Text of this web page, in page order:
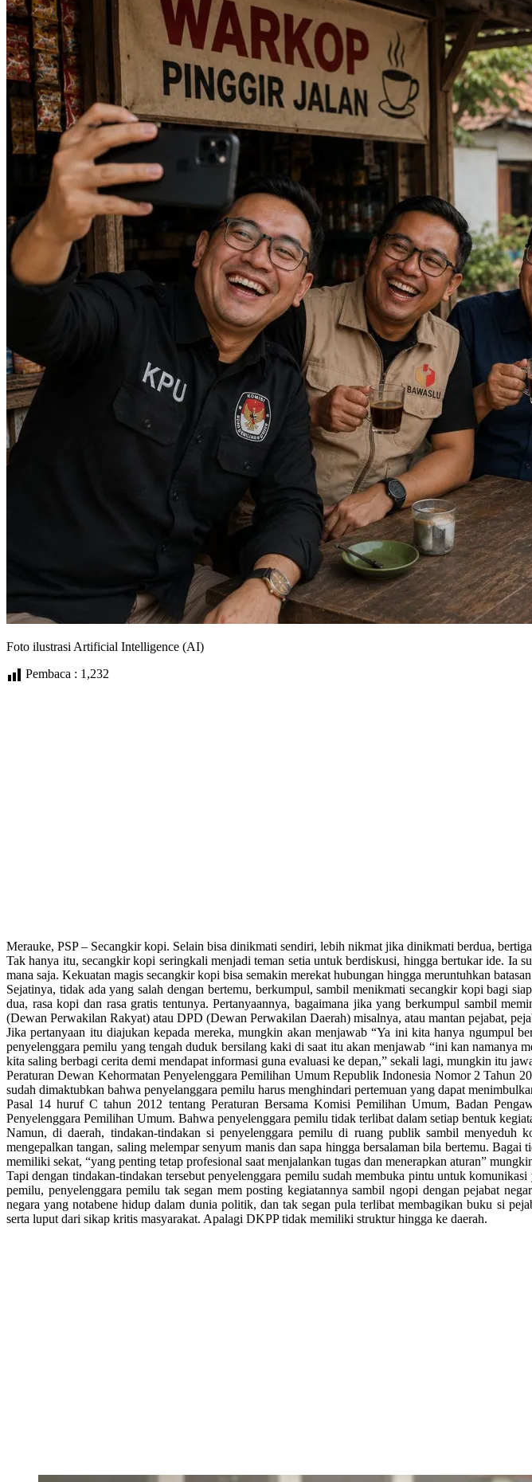
Foto ilustrasi Artificial Intelligence (AI)
Pembaca : 1,232
Merauke, PSP – Secangkir kopi. Selain bisa dinikmati sendiri, lebih nikmat jika dinikmati berdua,
Tak hanya itu, secangkir kopi seringkali menjadi teman setia untuk berdiskusi, hingga bertukar ide.
mana saja. Kekuatan magis secangkir kopi bisa semakin merekat hubungan hingga meruntuhkan
Sejatinya, tidak ada yang salah dengan bertemu, berkumpul, sambil menikmati secangkir kopi bagi
dua, rasa kopi dan rasa gratis tentunya. Pertanyaannya, bagaimana jika yang berkumpul sambil
(Dewan Perwakilan Rakyat) atau DPD (Dewan Perwakilan Daerah) misalnya, atau mantan pejabat,
Jika pertanyaan itu diajukan kepada mereka, mungkin akan menjawab “Ya ini kita hanya ngumpul
penyelenggara pemilu yang tengah duduk bersilang kaki di saat itu akan menjawab “ini kan namanya
kita saling berbagi cerita demi mendapat informasi guna evaluasi ke depan,” sekali lagi, mungkin itu
Peraturan Dewan Kehormatan Penyelenggara Pemilihan Umum Republik Indonesia Nomor 2 Tahun
sudah dimaktubkan bahwa penyelanggara pemilu harus menghindari pertemuan yang dapat
Pasal 14 huruf C tahun 2012 tentang Peraturan Bersama Komisi Pemilihan Umum, Badan
Penyelenggara Pemilihan Umum. Bahwa penyelenggara pemilu tidak terlibat dalam setiap bentuk
Namun, di daerah, tindakan-tindakan si penyelenggara pemilu di ruang publik sambil menyeduh
mengepalkan tangan, saling melempar senyum manis dan sapa hingga bersalaman bila bertemu.
memiliki sekat, “yang penting tetap profesional saat menjalankan tugas dan menerapkan aturan”
Tapi dengan tindakan-tindakan tersebut penyelenggara pemilu sudah membuka pintu untuk
pemilu, penyelenggara pemilu tak segan mem posting kegiatannya sambil ngopi dengan pejabat
negara yang notabene hidup dalam dunia politik, dan tak segan pula terlibat membagikan buku si
serta luput dari sikap kritis masyarakat. Apalagi DKPP tidak memiliki struktur hingga ke daerah.